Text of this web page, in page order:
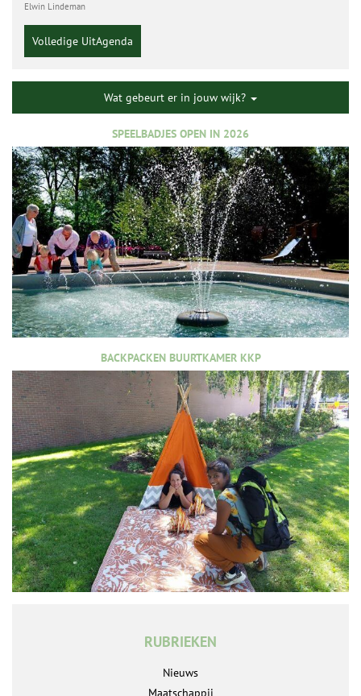
Elwin Lindeman
Volledige UitAgenda
Wat gebeurt er in jouw wijk?
SPEELBADJES OPEN IN 2026
BACKPACKEN BUURTKAMER KKP
RUBRIEKEN
Nieuws